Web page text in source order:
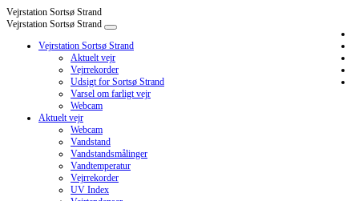
Vejrstation Sortsø Strand
Vejrstation Sortsø Strand
Vejrstation Sortsø Strand
Aktuelt vejr
Vejrrekorder
Udsigt for Sortsø Strand
Varsel om farligt vejr
Webcam
Aktuelt vejr
Webcam
Vandstand
Vandstandsmålinger
Vandtemperatur
Vejrrekorder
UV Index